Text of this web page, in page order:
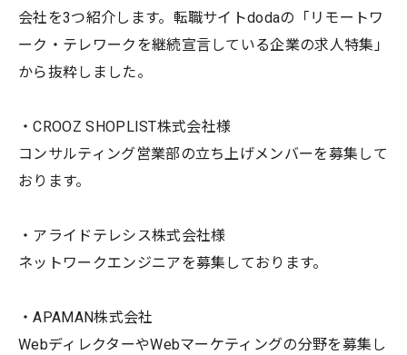
会社を3つ紹介します。転職サイトdodaの「リモートワ
ーク・テレワークを継続宣言している企業の求人特集」
から抜粋しました。
・CROOZ SHOPLIST株式会社様
コンサルティング営業部の立ち上げメンバーを募集して
おります。
・アライドテレシス株式会社様
ネットワークエンジニアを募集しております。
・APAMAN株式会社
WebディレクターやWebマーケティングの分野を募集し